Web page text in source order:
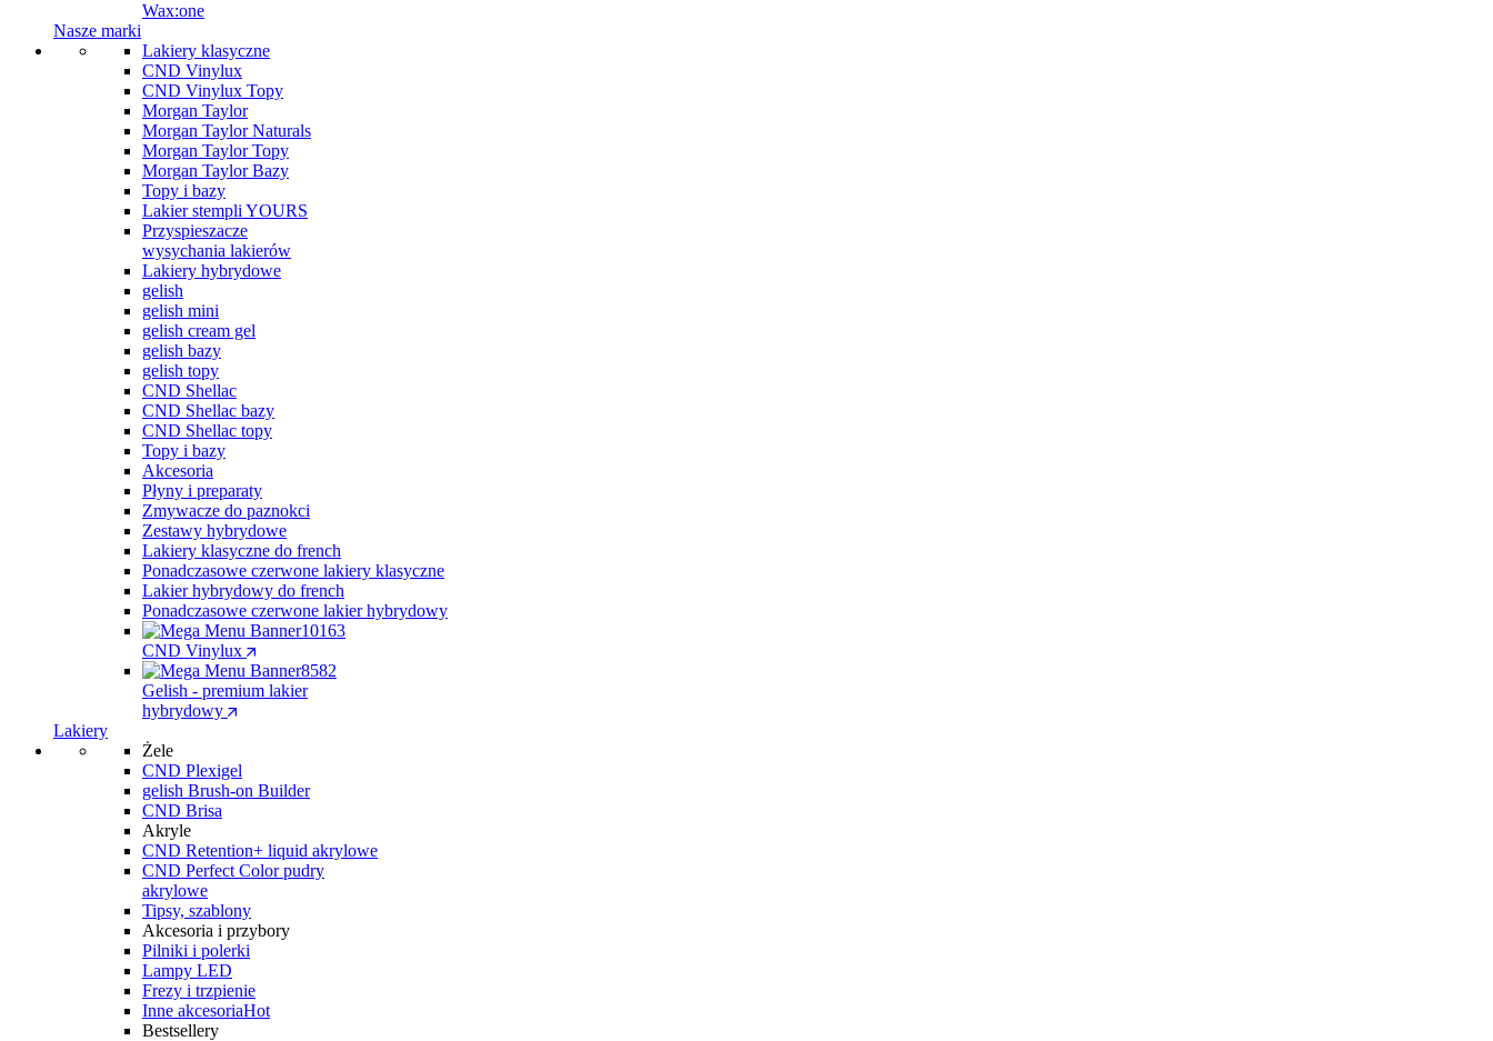
Wax:one
Nasze marki
Lakiery klasyczne
CND Vinylux
CND Vinylux Topy
Morgan Taylor
Morgan Taylor Naturals
Morgan Taylor Topy
Morgan Taylor Bazy
Topy i bazy
Lakier stempli YOURS
Przyspieszacze
wysychania lakierów
Lakiery hybrydowe
gelish
gelish mini
gelish cream gel
gelish bazy
gelish topy
CND Shellac
CND Shellac bazy
CND Shellac topy
Topy i bazy
Akcesoria
Płyny i preparaty
Zmywacze do paznokci
Zestawy hybrydowe
Lakiery klasyczne do french
Ponadczasowe czerwone lakiery klasyczne
Lakier hybrydowy do french
Ponadczasowe czerwone lakier hybrydowy
CND Vinylux
Gelish - premium lakier
hybrydowy
Lakiery
Żele
CND Plexigel
gelish Brush-on Builder
CND Brisa
Akryle
CND Retention+ liquid akrylowe
CND Perfect Color pudry
akrylowe
Tipsy, szablony
Akcesoria i przybory
Pilniki i polerki
Lampy LED
Frezy i trzpienie
Inne akcesoriaHot
Bestsellery